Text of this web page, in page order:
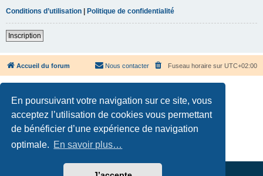
En poursuivant votre navigation sur ce site, vous
acceptez l’utilisation de cookies vous permettant
de bénéficier d’une expérience de navigation
optimale. En savoir plus…
Conditions d’utilisation
Politique de confidentialité
Inscription
Accueil du forum Fuseau horaire sur UTC+02:00
Nous contacter
Développé parphpBB® Forum Software © phpBB Limited
Confidentialité